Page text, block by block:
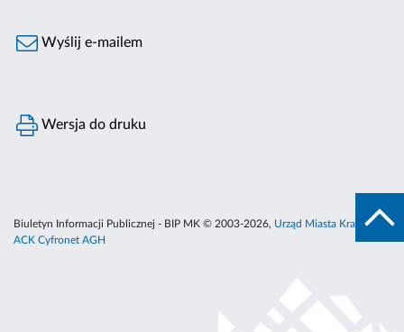
Wyślij e-mailem
Wersja do druku
Biuletyn Informacji Publicznej - BIP MK © 2003-2026, Urząd Miasta Krakowa
ACK Cyfronet AGH